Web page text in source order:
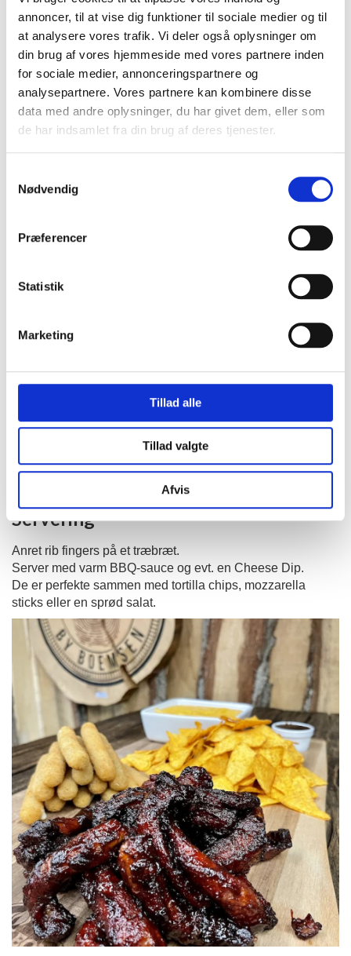
annoncer, til at vise dig funktioner til sociale medier og til
at analysere vores trafik. Vi deler også oplysninger om
din brug af vores hjemmeside med vores partnere inden
for sociale medier, annonceringspartnere og
analysepartnere. Vores partnere kan kombinere disse
data med andre oplysninger, du har givet dem, eller som
de har indsamlet fra din brug af deres tjenester.
Nødvendig
Præferencer
Statistik
Marketing
Tillad alle
Tillad valgte
Afvis
Efter cirka 50 minuttervender du dem og fortsætter med at
spraye.
Når de har fået1,5 time, og de er brune hele vejen rundt,
tager du dem af grillen og vender dem i Swineshine BBQ
Glaze, så alle stykker er godt dækket.
Læg dem tilbage på grillen i10–15 minutterved samme
temperatur, så glazen kan sætte sig og karamellisere.
Servering
Anret rib fingers på et træbræt.
Server med varm BBQ-sauce og evt. en Cheese Dip.
De er perfekte sammen med tortilla chips, mozzarella
sticks eller en sprød salat.